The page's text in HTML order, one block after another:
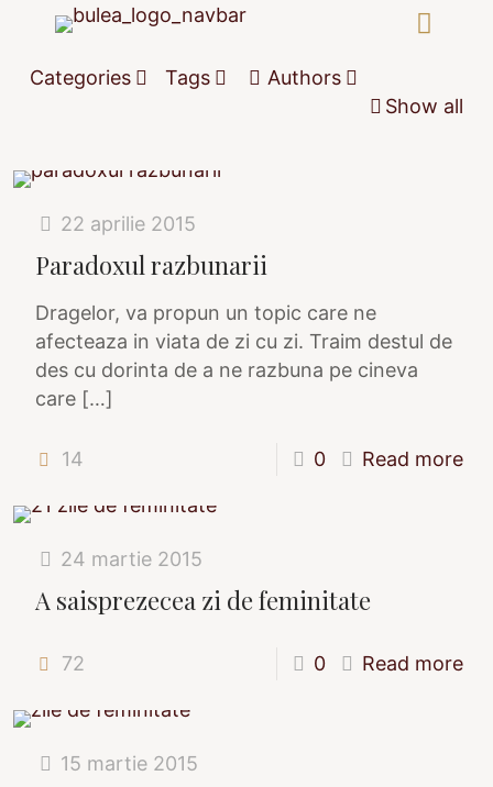
Categories Tags
Authors
Show all
22 aprilie 2015
Paradoxul razbunarii
Dragelor, va propun un topic care ne
afecteaza in viata de zi cu zi. Traim destul de
des cu dorinta de a ne razbuna pe cineva
care […]
14 0 Read more
24 martie 2015
A saisprezecea zi de feminitate
72 0 Read more
15 martie 2015